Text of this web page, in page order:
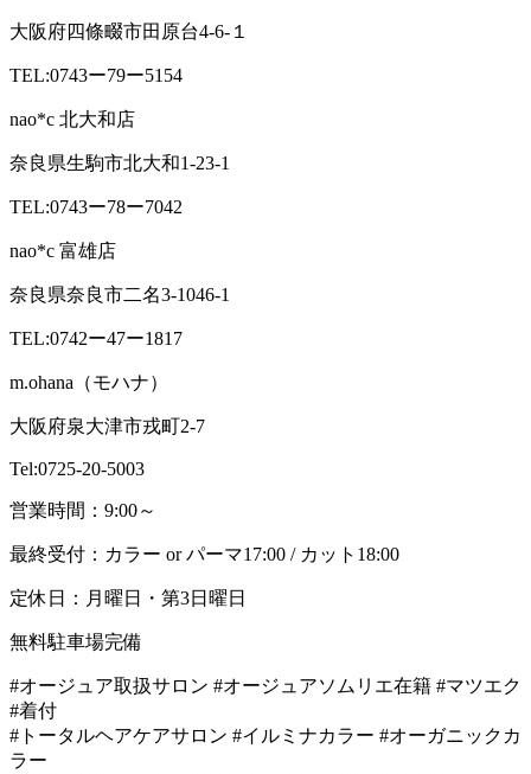
大阪府四條畷市田原台4-6-１
TEL:0743ー79ー5154
nao*c 北大和店
奈良県生駒市北大和1-23-1
TEL:0743ー78ー7042
nao*c 富雄店
奈良県奈良市二名3-1046-1
TEL:0742ー47ー1817
m.ohana（モハナ）
大阪府泉大津市戎町2-7
Tel:0725-20-5003
営業時間：9:00～
最終受付：カラー or パーマ17:00 / カット18:00
定休日：月曜日・第3日曜日
無料駐車場完備
#オージュア取扱サロン #オージュアソムリエ在籍 #マツエク
#着付
#トータルヘアケアサロン #イルミナカラー #オーガニックカ
ラー